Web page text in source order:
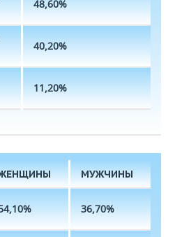
48,60%
40,20%
11,20%
МУЖЧИНЫ
36,70%